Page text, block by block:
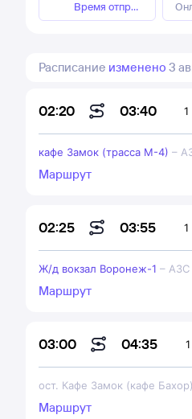
Время отправления
Расписание изменено 3
02:20 03:40
кафе Замок (трасса М-4) –
Маршрут
02:25 03:55
Ж/д вокзал Воронеж-1 – АЗС
Маршрут
03:00 04:35
ост. Кафе Замок (кафе Бахор)
Маршрут